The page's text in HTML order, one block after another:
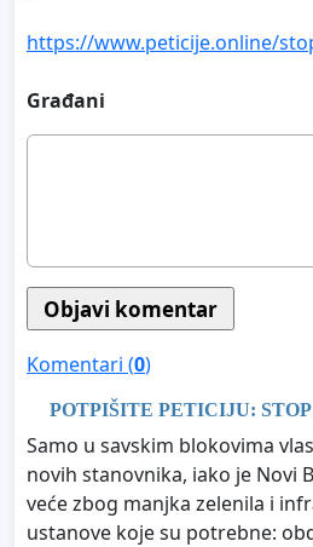
https://www.peticije.online/
Građani
Komentari (0)
POTPIŠITE PETICIJU:
Samo u savskim blokovima
novih stanovnika, iako je Novi
veće zbog manjka zelenila i
ustanove koje su potrebne: